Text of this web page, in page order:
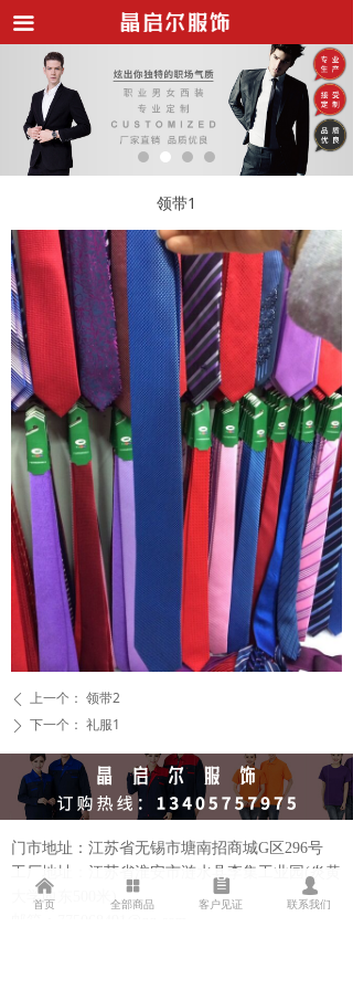
끀
首页
工作服定制
西服职业装
衬衫商务装
所有商品
行业新闻
客户见证
关于我们
联系我们
领带1
ꄲ 下一个： 礼服1
ꄴ 上一个： 领带2
门市地址：江苏省无锡市塘南招商城G区296号
工厂地址：江苏省淮安市涟水县李集工业园(炎黄
大学向东500米)
낀
首页
넒
全部商品
뀳
客户见证
넙
联系我们